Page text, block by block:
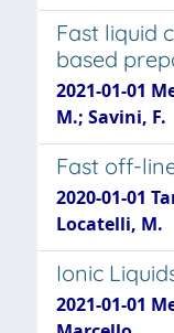
Fast liquid
based
2021-01-01
M.; Savini, F.
Fast off-
2020-01-01
Locatelli, M.
Ionic
2021-01-01